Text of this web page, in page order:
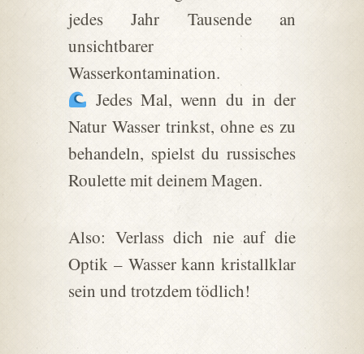
jedes Jahr Tausende an
unsichtbarer
Wasserkontamination.
Jedes Mal, wenn du in der
Natur Wasser trinkst, ohne es zu
behandeln, spielst du russisches
Roulette mit deinem Magen.
Also: Verlass dich nie auf die
Optik – Wasser kann kristallklar
sein und trotzdem tödlich!